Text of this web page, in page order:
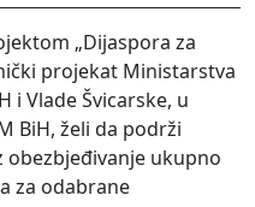
„Dijaspora za
projekat Ministarstva
i Vlade Švicarske, u
BiH, želi da podrži
obezbjeđivanje ukupno
za odabrane